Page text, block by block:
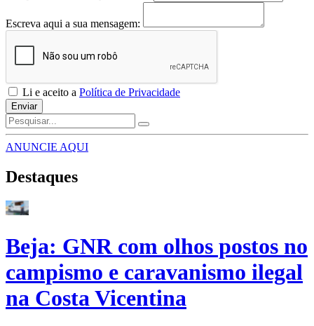
Escreva aqui a sua mensagem:
Li e aceito a Política de Privacidade
Enviar
ANUNCIE AQUI
Destaques
Beja: GNR com olhos postos no
campismo e caravanismo ilegal
na Costa Vicentina